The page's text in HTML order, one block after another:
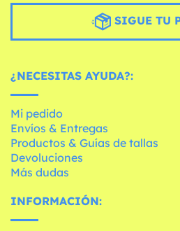
SIGUE TU
¿NECESITAS AYUDA?:
Mi pedido
Envíos & Entregas
Productos & Guías de tallas
Devoluciones
Más dudas
INFORMACIÓN: